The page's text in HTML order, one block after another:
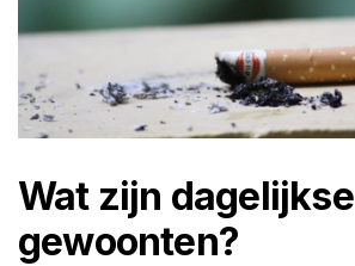
Wat zijn dagelijkse
gewoonten?